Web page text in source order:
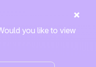
you like to view